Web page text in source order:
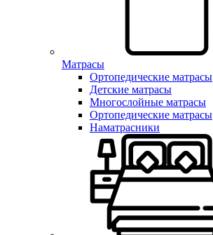
Матрасы
Ортопедические матрасы
Детские матрасы
Многослойные матрасы
Ортопедические матрасы
Наматрасники